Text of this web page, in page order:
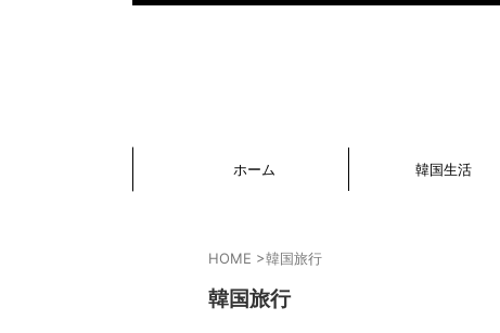
ホーム 韓国生活
HOME >韓国旅行
韓国旅行